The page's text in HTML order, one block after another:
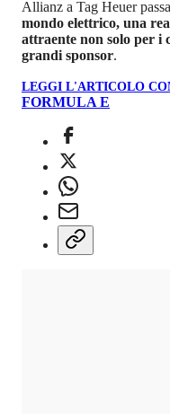
Allianz a Tag Heuer
mondo elettrico, una
attraente non solo per i
grandi sponsor.
LEGGI L'ARTICOLO
FORMULA E